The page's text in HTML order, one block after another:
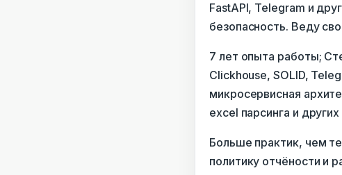
FastAPI, Telegram и
безопасность. Веду
7 лет опыта работы;
Clickhouse, SOLID,
микросервисная
excel парсинга и
Больше практик, чем
политику отчёности и